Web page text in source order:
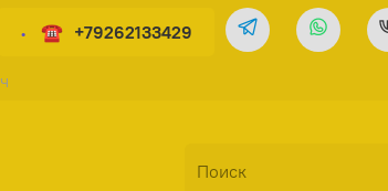
+79262133429